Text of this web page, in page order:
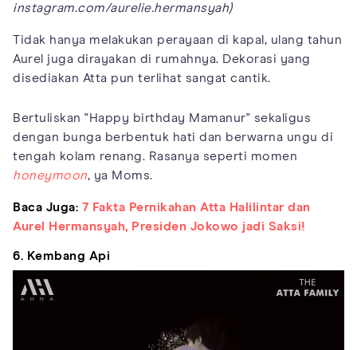
instagram.com/aurelie.hermansyah)
Tidak hanya melakukan perayaan di kapal, ulang tahun
Aurel juga dirayakan di rumahnya. Dekorasi yang
disediakan Atta pun terlihat sangat cantik.
Bertuliskan "Happy birthday Mamanur" sekaligus
dengan bunga berbentuk hati dan berwarna ungu di
tengah kolam renang. Rasanya seperti momen
honeymoon, ya Moms.
Baca Juga: 7 Fakta Pernikahan Atta Halilintar dan
Aurel Hermansyah, Presiden Jokowo jadi Saksi!
6. Kembang Api